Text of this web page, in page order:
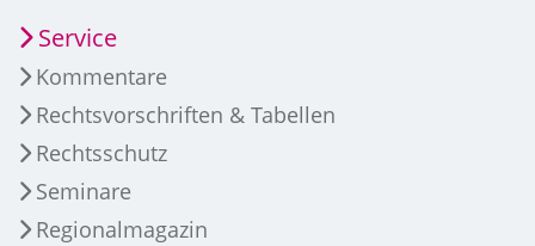
Service
Kommentare
Rechtsvorschriften & Tabellen
Rechtsschutz
Seminare
Regionalmagazin